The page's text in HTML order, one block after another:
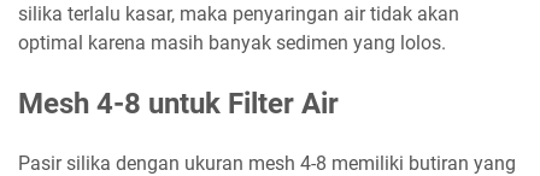
silika terlalu kasar, maka penyaringan air tidak akan
optimal karena masih banyak sedimen yang lolos.
Mesh 4-8 untuk Filter Air
Pasir silika dengan ukuran mesh 4-8 memiliki butiran yang